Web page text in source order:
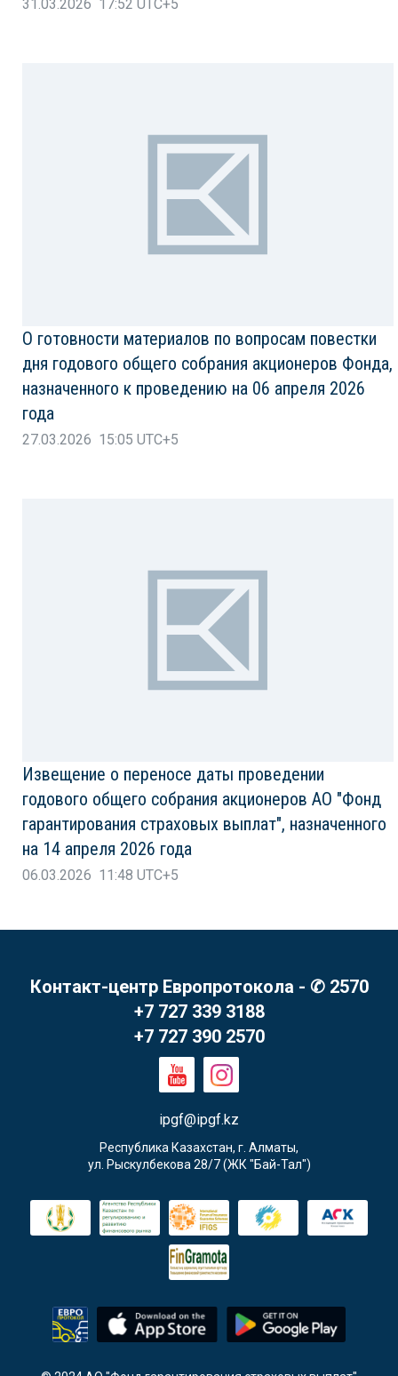
31.03.2026 17:52 UTC+5
О готовности материалов по вопросам повестки
дня годового общего собрания акционеров Фонда,
назначенного к проведению на 06 апреля 2026
года
27.03.2026 15:05 UTC+5
Извещение о переносе даты проведении
годового общего собрания акционеров АО "Фонд
гарантирования страховых выплат", назначенного
на 14 апреля 2026 года
06.03.2026 11:48 UTC+5
Контакт-центр Европротокола - ✆ 2570
+7 727 339 3188
+7 727 390 2570
ipgf@ipgf.kz
Республика Казахстан, г. Алматы,
ул. Рыскулбекова 28/7 (ЖК "Бай-Тал")